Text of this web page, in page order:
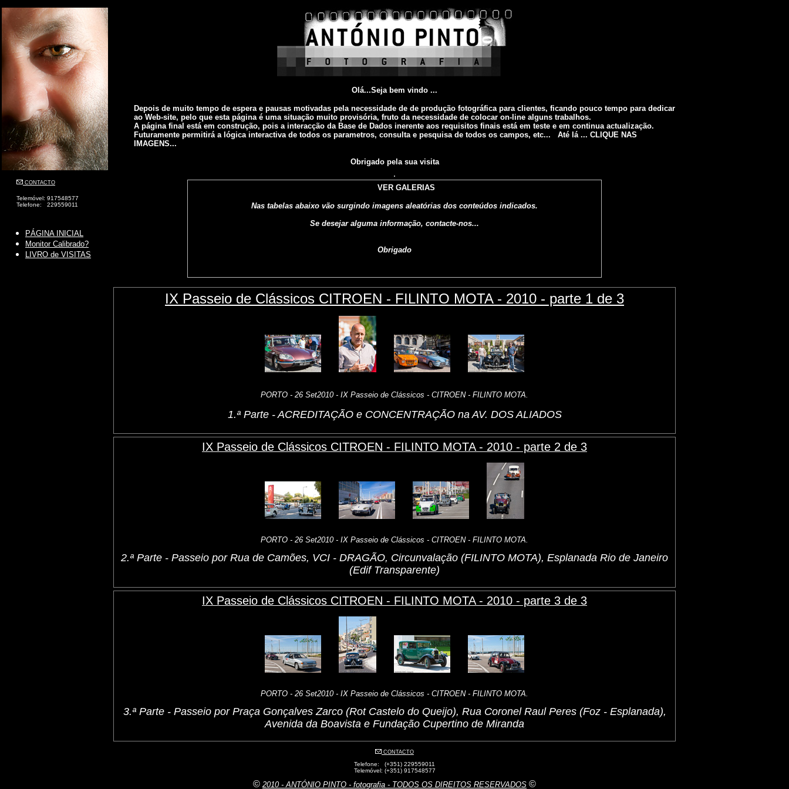
CONTACTO
Telemóvel: 917548577
Telefone: 229559011
PÁGINA INICIAL
Monitor Calibrado?
LIVRO de VISITAS
Olá...Seja bem vindo ...
Depois de muito tempo de espera e pausas motivadas pela necessidade de de produção fotográfica para clientes, ficando pouco tempo para dedicar
ao Web-site, pelo que esta página é uma situação muito provisória, fruto da necessidade de colocar on-line alguns trabalhos.
A página final está em construção, pois a interacção da Base de Dados inerente aos requisitos finais está em teste e em continua actualização.
Futuramente permitirá a lógica interactiva de todos os parametros, consulta e pesquisa de todos os campos, etc... Até lá ... CLIQUE NAS
IMAGENS...
Obrigado pela sua visita
VER GALERIAS
Nas tabelas abaixo vão surgindo imagens aleatórias dos conteúdos indicados.
Se desejar alguma informação, contacte-nos...
Obrigado
IX Passeio de Clássicos CITROEN - FILINTO MOTA - 2010 - parte 1 de 3
PORTO - 26 Set2010 - IX Passeio de Clássicos - CITROEN - FILINTO MOTA.
1.ª Parte - ACREDITAÇÃO e CONCENTRAÇÃO na AV. DOS ALIADOS
IX Passeio de Clássicos CITROEN - FILINTO MOTA - 2010 - parte 2 de 3
PORTO - 26 Set2010 - IX Passeio de Clássicos - CITROEN - FILINTO MOTA.
2.ª Parte - Passeio por Rua de Camões, VCI - DRAGÃO, Circunvalação (FILINTO MOTA), Esplanada Rio de Janeiro
(Edif Transparente)
IX Passeio de Clássicos CITROEN - FILINTO MOTA - 2010 - parte 3 de 3
PORTO - 26 Set2010 - IX Passeio de Clássicos - CITROEN - FILINTO MOTA.
3.ª Parte - Passeio por Praça Gonçalves Zarco (Rot Castelo do Queijo), Rua Coronel Raul Peres (Foz - Esplanada),
Avenida da Boavista e Fundação Cupertino de Miranda
CONTACTO
Telefone: (+351) 229559011
Telemóvel: (+351) 917548577
© 2010 - ANTÓNIO PINTO - fotografia - TODOS OS DIREITOS RESERVADOS ©